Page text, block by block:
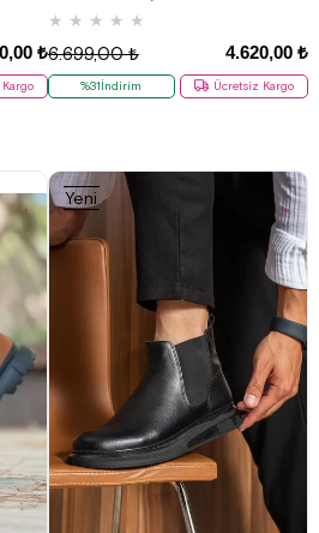
₺
★ ★ ★ ★ ★
4.620,00 ₺
6.699,00 ₺
%31İndirim Ücretsiz Kargo
Yeni
Ürün